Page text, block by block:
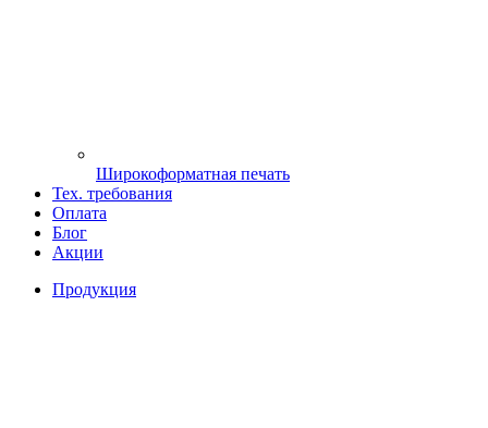
Широкоформатная печать
Тех. требования
Оплата
Блог
Акции
Продукция